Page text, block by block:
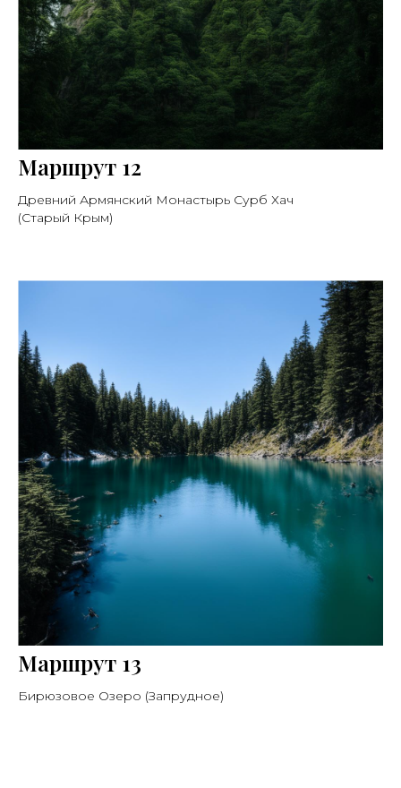
Маршрут 12
Древний Армянский Монастырь Сурб Хач
(Старый Крым)
Маршрут 13
Бирюзовое Озеро (Запрудное)